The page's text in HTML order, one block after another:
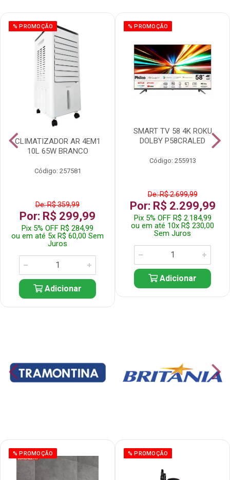
% PROMOÇÃO
CLIMATIZADOR AR 4EM1
10L 65W BRANCO
Código: 257581
De: R$ 359,99
Por: R$ 299,99
Pix 5% OFF R$ 284,99
ou em até 5x R$ 60,00 Sem
Juros
Adicionar
% PROMOÇÃO
SMART TV 58 4K ROKU
DOLBY P58CRALED
Código: 255913
De: R$ 2.699,99
Por: R$ 2.299,99
Pix 5% OFF R$ 2.184,99
ou em até 10x R$ 230,00
Sem Juros
Adicionar
% PROMOÇÃO % PROMOÇÃO